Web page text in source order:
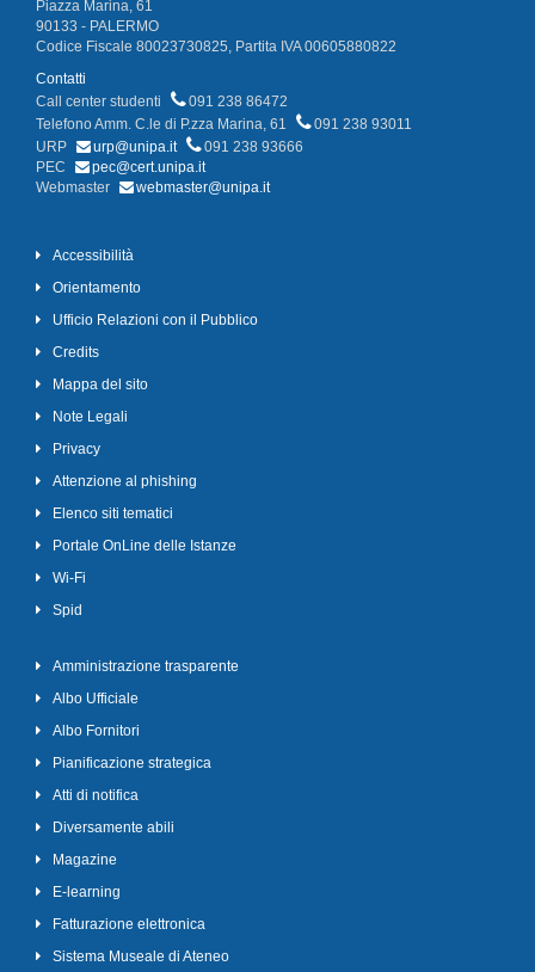
Piazza Marina, 61
90133 - PALERMO
Codice Fiscale 80023730825, Partita IVA 00605880822
Contatti
Call center studenti
091 238 86472
Telefono Amm. C.le di P.zza Marina, 61
091 238 93011
URP
urp@unipa.it
091 238 93666
PEC
pec@cert.unipa.it
Webmaster
webmaster@unipa.it
Accessibilità
Orientamento
Ufficio Relazioni con il Pubblico
Credits
Mappa del sito
Note Legali
Privacy
Attenzione al phishing
Elenco siti tematici
Portale OnLine delle Istanze
Wi-Fi
Spid
Amministrazione trasparente
Albo Ufficiale
Albo Fornitori
Pianificazione strategica
Atti di notifica
Diversamente abili
Magazine
E-learning
Fatturazione elettronica
Sistema Museale di Ateneo